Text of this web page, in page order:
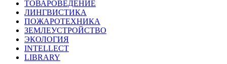
ТОВАРОВЕДЕНИЕ
ЛИНГВИСТИКА
ПОЖАРОТЕХНИКА
ЗЕМЛЕУСТРОЙСТВО
ЭКОЛОГИЯ
INTELLECT
LIBRARY